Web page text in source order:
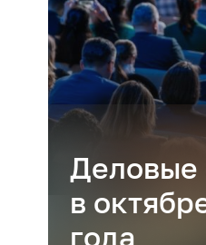
Деловые
в
года